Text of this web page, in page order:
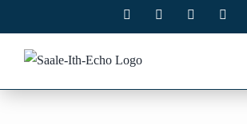
Inhalt
springen
Facebook Instagram